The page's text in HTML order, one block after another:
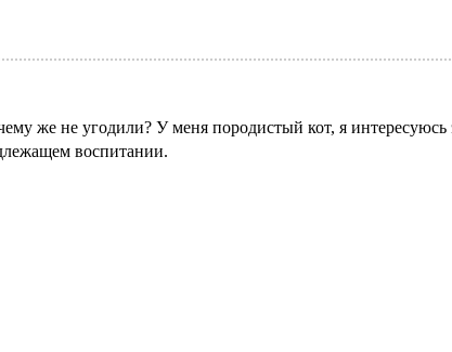
же не угодили? У меня породистый кот, я
воспитании.